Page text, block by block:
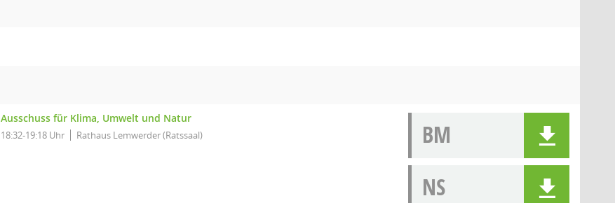
Ausschuss für Klima, Umwelt und Natur
18:32-19:18 Uhr Rathaus Lemwerder (Ratssaal)
BM
NS